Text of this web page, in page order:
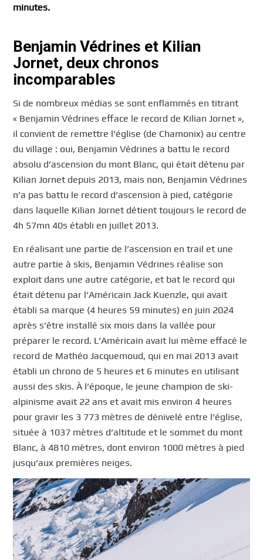
minutes.
Benjamin Védrines et Kilian
Jornet, deux chronos
incomparables
Si de nombreux médias se sont enflammés en titrant
« Benjamin Védrines efface le record de Kilian Jornet »,
il convient de remettre l’église (de Chamonix) au centre
du village : oui, Benjamin Védrines a battu le record
absolu d’ascension du mont Blanc, qui était détenu par
Kilian Jornet depuis 2013, mais non, Benjamin Védrines
n’a pas battu le record d’ascension à pied, catégorie
dans laquelle Kilian Jornet détient toujours le record de
4h 57mn 40s établi en juillet 2013.
En réalisant une partie de l’ascension en trail et une
autre partie à skis, Benjamin Védrines réalise son
exploit dans une autre catégorie, et bat le record qui
était détenu par l’Américain Jack Kuenzle, qui avait
établi sa marque (4 heures 59 minutes) en juin 2024
après s’être installé six mois dans la vallée pour
préparer le record. L’Américain avait lui même effacé le
record de Mathéo Jacquemoud, qui en mai 2013 avait
établi un chrono de 5 heures et 6 minutes en utilisant
aussi des skis. À l’époque, le jeune champion de ski-
alpinisme avait 22 ans et avait mis environ 4 heures
pour gravir les 3 773 mètres de dénivelé entre l’église,
située à 1037 mètres d’altitude et le sommet du mont
Blanc, à 4810 mètres, dont environ 1000 mètres à pied
jusqu’aux premières neiges.